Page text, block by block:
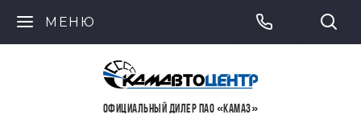
МЕНЮ
ОФИЦИАЛЬНЫЙ ДИЛЕР ПАО «КАМАЗ»